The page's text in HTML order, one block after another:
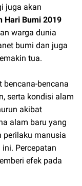
juga akan
Hari Bumi 2019
warga dunia
bumi dan juga
tua.
bencana
serta kondisi alam
akibat
alam baru yang
perilaku manusia
Percepatan
efek pada